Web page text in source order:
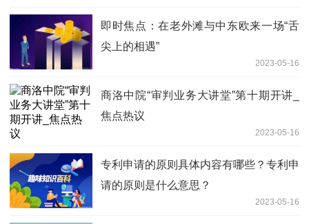
即时焦点：在老外滩与中东欧来一场“舌
尖上的相遇”
2023-05-16
商洛中院“审判业务大讲堂”第十期开讲_
焦点热议
2023-05-16
专利申请的原则具体内容有哪些？专利申
请的原则是什么意思？
2023-05-16